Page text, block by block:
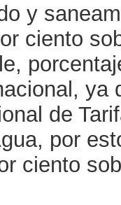
y
ciento
ya
de
por
ciento